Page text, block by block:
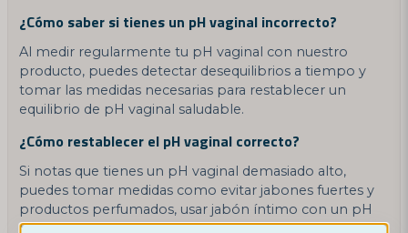
¿Cómo saber si tienes un pH vaginal incorrecto?
Al medir regularmente tu pH vaginal con nuestro
producto, puedes detectar desequilibrios a tiempo y
tomar las medidas necesarias para restablecer un
equilibrio de pH vaginal saludable.
¿Cómo restablecer el pH vaginal correcto?
Si notas que tienes un pH vaginal demasiado alto,
puedes tomar medidas como evitar jabones fuertes y
productos perfumados, usar jabón íntimo con un pH
bajo, evitar duchas vaginales excesivas y aumentar la